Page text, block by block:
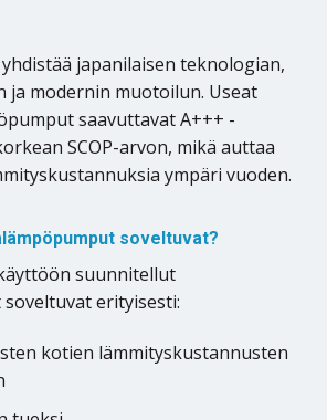
japanilaisen teknologian,
ja modernin muotoilun. Useat
saavuttavat A+++ -
SCOP-arvon, mikä auttaa
ympäri vuoden.
soveltuvat?
suunnitellut
erityisesti:
kotien lämmityskustannusten